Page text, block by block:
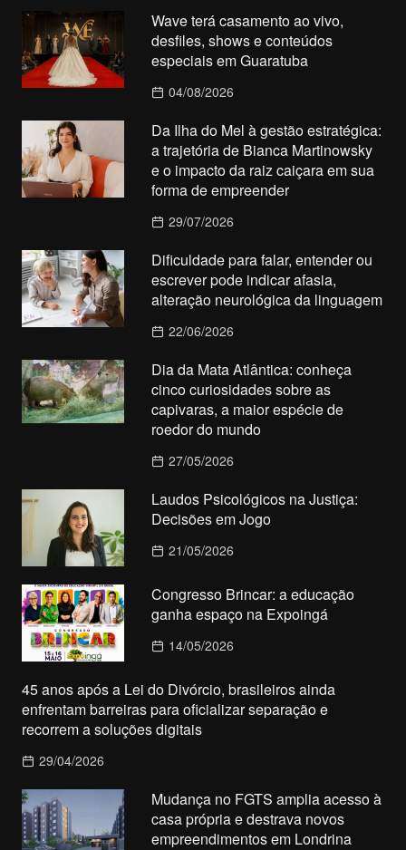
Wave terá casamento ao vivo,
desfiles, shows e conteúdos
especiais em Guaratuba
04/08/2026
Da Ilha do Mel à gestão estratégica:
a trajetória de Bianca Martinowsky
e o impacto da raiz caiçara em sua
forma de empreender
29/07/2026
Dificuldade para falar, entender ou
escrever pode indicar afasia,
alteração neurológica da linguagem
22/06/2026
Dia da Mata Atlântica: conheça
cinco curiosidades sobre as
capivaras, a maior espécie de
roedor do mundo
27/05/2026
Laudos Psicológicos na Justiça:
Decisões em Jogo
21/05/2026
Congresso Brincar: a educação
ganha espaço na Expoingá
14/05/2026
45 anos após a Lei do Divórcio, brasileiros ainda
enfrentam barreiras para oficializar separação e
recorrem a soluções digitais
29/04/2026
Mudança no FGTS amplia acesso à
casa própria e destrava novos
empreendimentos em Londrina